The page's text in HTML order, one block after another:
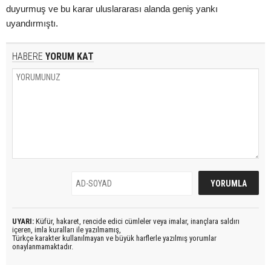
duyurmuş ve bu karar uluslararası alanda geniş yankı
uyandırmıştı.
HABERE YORUM KAT
UYARI: Küfür, hakaret, rencide edici cümleler veya imalar, inançlara saldırı
içeren, imla kuralları ile yazılmamış,
Türkçe karakter kullanılmayan ve büyük harflerle yazılmış yorumlar
onaylanmamaktadır.